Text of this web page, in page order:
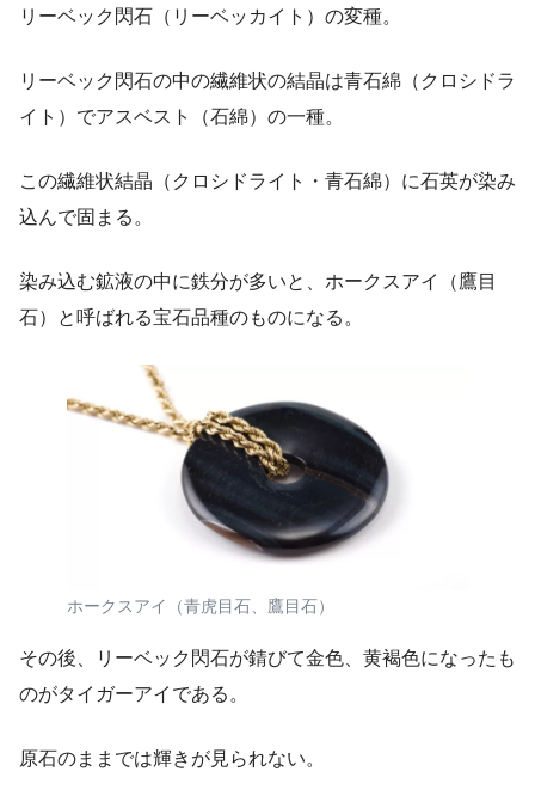
リーベック閃石（リーベッカイト）の変種。
リーベック閃石の中の繊維状の結晶は青石綿（クロシドラ
イト）でアスベスト（石綿）の一種。
この繊維状結晶（クロシドライト・青石綿）に石英が染み
込んで固まる。
染み込む鉱液の中に鉄分が多いと、ホークスアイ（鷹目
石）と呼ばれる宝石品種のものになる。
ホークスアイ（青虎目石、鷹目石）
その後、リーベック閃石が錆びて金色、黄褐色になったも
のがタイガーアイである。
原石のままでは輝きが見られない。